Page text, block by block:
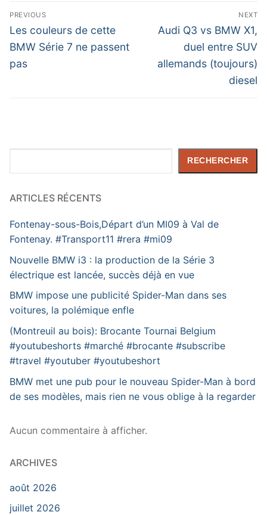
Navigation
de
l’article
PREVIOUS
Previous
post:
Les couleurs de cette
BMW Série 7 ne passent
pas
NEXT
Next
Audi Q3 vs BMW X1,
duel entre SUV
allemands (toujours)
diesel
RECHERCHER
ARTICLES RÉCENTS
Fontenay-sous-Bois,Départ d’un MI09 à Val de
Fontenay. #Transport11 #rera #mi09
Nouvelle BMW i3 : la production de la Série 3
électrique est lancée, succès déjà en vue
BMW impose une publicité Spider-Man dans ses
voitures, la polémique enfle
(Montreuil au bois): Brocante Tournai Belgium
#youtubeshorts #marché #brocante #subscribe
#travel #youtuber #youtubeshort
BMW met une pub pour le nouveau Spider-Man à bord
de ses modèles, mais rien ne vous oblige à la regarder
Aucun commentaire à afficher.
ARCHIVES
août 2026
juillet 2026